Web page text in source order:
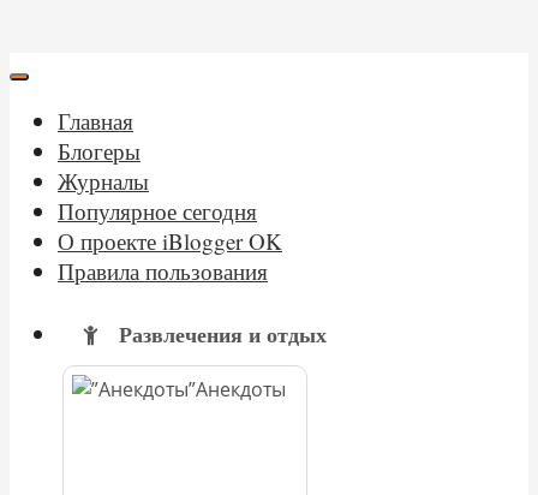
Главная
Блогеры
Журналы
Популярное сегодня
О проекте iBlogger OK
Правила пользования
Развлечения и отдых
Анекдоты